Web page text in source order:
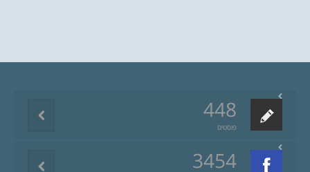
448
פוסטים
3454